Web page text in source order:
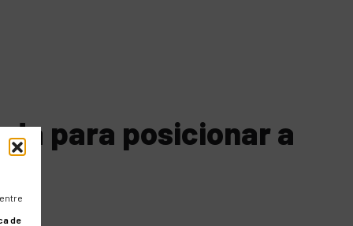
de
para posicionar a